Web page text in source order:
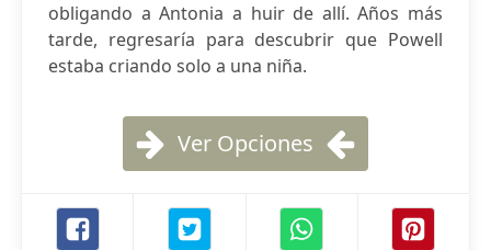
obligando a Antonia a huir de allí. Años más
tarde, regresaría para descubrir que Powell
estaba criando solo a una niña.
Ver Opciones